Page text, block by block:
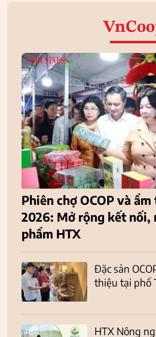
Phiên chợ OCOP và
2026: Mở rộng kết nối,
phẩm HTX
Đặc sản
thiệu tại phố
HTX Nông